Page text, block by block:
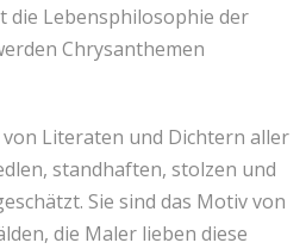
die Lebensphilosophie der
Chrysanthemen
Literaten und Dichtern aller
standhaften, stolzen und
Sie sind das Motiv von
die Maler lieben diese